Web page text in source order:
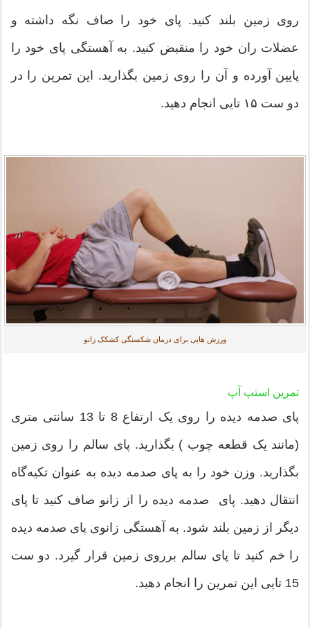
روی زمین بلند کنید. پای خود را صاف نگه داشته و
عضلات ران خود را منقبض کنید. به آهستگی پای خود را
پایین آورده و آن را روی زمین بگذارید. این تمرین را در
دو ست ۱۵ تایی انجام دهید.
ورزش هایی برای درمان شکستگی کشکک زانو
تمرین استپ آپ
پای صدمه دیده را روی یک ارتفاع 8 تا 13 سانتی متری
(مانند یک قطعه چوب ) بگذارید. پای سالم را روی زمین
بگذارید. وزن خود را به پای صدمه دیده به عنوان تکیه‌گاه
انتقال دهید. پای صدمه دیده را از زانو صاف کنید تا پای
دیگر از زمین بلند شود. به آهستگی زانوی پای صدمه دیده
را خم کنید تا پای سالم برروی زمین قرار گیرد. دو ست
15 تایی این تمرین را انجام دهید.